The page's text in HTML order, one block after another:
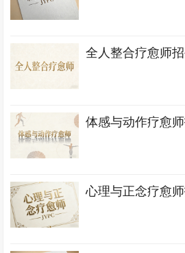
全人整合疗愈师
体感与动作疗愈
心理与正念疗愈